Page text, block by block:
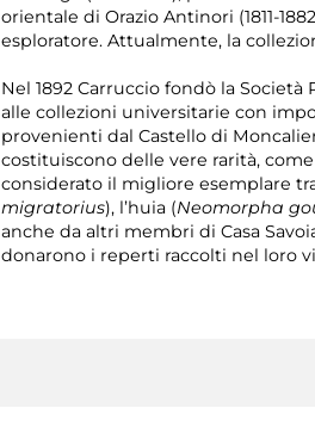
orientale di Orazio Antinori (1811-
esploratore. Attualmente, la
Nel 1892 Carruccio fondò la
alle collezioni universitarie con
provenienti dal Castello di
costituiscono delle vere rarità,
considerato il migliore esemplare
migratorius), l’huia (Neomorpha
anche da altri membri di Casa
donarono i reperti raccolti nel loro